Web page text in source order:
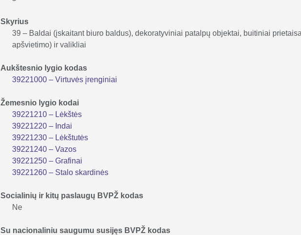
Skyrius
39 – Baldai (įskaitant biuro baldus), dekoratyviniai patalpų objektai, buitiniai
apšvietimo) ir valikliai
Aukštesnio lygio kodas
39221000 – Virtuvės įrenginiai
Žemesnio lygio kodai
39221210 – Lėkštės
39221220 – Indai
39221230 – Lėkštutės
39221240 – Vazos
39221250 – Grafinai
39221260 – Stalo skardinės
Socialinių ir kitų paslaugų BVPŽ kodas
Ne
Su nacionaliniu saugumu susijęs BVPŽ kodas